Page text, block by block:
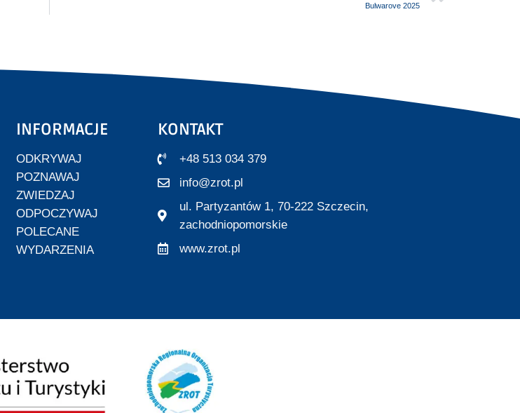
Bulwarove 2025
INFORMACJE
ODKRYWAJ
POZNAWAJ
ZWIEDZAJ
ODPOCZYWAJ
POLECANE
WYDARZENIA
KONTAKT
+48 513 034 379
info@zrot.pl
ul. Partyzantów 1, 70-222 Szczecin,
zachodniopomorskie
www.zrot.pl